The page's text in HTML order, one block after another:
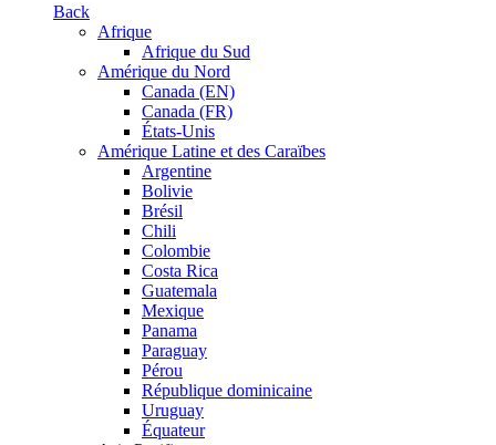
Back
Afrique
Afrique du Sud
Amérique du Nord
Canada (EN)
Canada (FR)
États-Unis
Amérique Latine et des Caraïbes
Argentine
Bolivie
Brésil
Chili
Colombie
Costa Rica
Guatemala
Mexique
Panama
Paraguay
Pérou
République dominicaine
Uruguay
Équateur